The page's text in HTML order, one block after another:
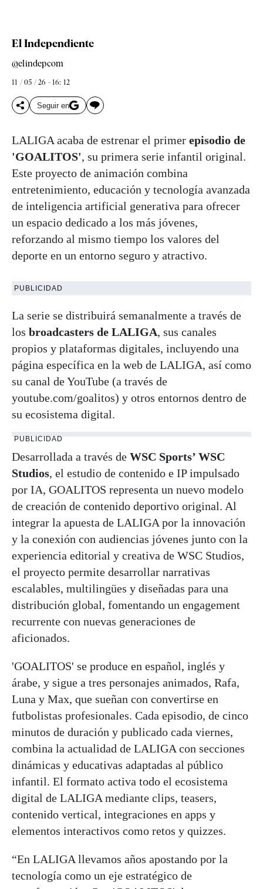
El Independiente
@elindepcom
11 / 05 / 26 - 16: 12
Seguir en
LALIGA acaba de estrenar el primer episodio de
'GOALITOS', su primera serie infantil original.
Este proyecto de animación combina
entretenimiento, educación y tecnología avanzada
de inteligencia artificial generativa para ofrecer
un espacio dedicado a los más jóvenes,
reforzando al mismo tiempo los valores del
deporte en un entorno seguro y atractivo.
PUBLICIDAD
La serie se distribuirá semanalmente a través de
los broadcasters de LALIGA, sus canales
propios y plataformas digitales, incluyendo una
página específica en la web de LALIGA, así como
su canal de YouTube (a través de
youtube.com/goalitos) y otros entornos dentro de
su ecosistema digital.
PUBLICIDAD
Desarrollada a través de WSC Sports’ WSC
Studios, el estudio de contenido e IP impulsado
por IA, GOALITOS representa un nuevo modelo
de creación de contenido deportivo original. Al
integrar la apuesta de LALIGA por la innovación
y la conexión con audiencias jóvenes junto con la
experiencia editorial y creativa de WSC Studios,
el proyecto permite desarrollar narrativas
escalables, multilingües y diseñadas para una
distribución global, fomentando un engagement
recurrente con nuevas generaciones de
aficionados.
'GOALITOS' se produce en español, inglés y
árabe, y sigue a tres personajes animados, Rafa,
Luna y Max, que sueñan con convertirse en
futbolistas profesionales. Cada episodio, de cinco
minutos de duración y publicado cada viernes,
combina la actualidad de LALIGA con secciones
dinámicas y educativas adaptadas al público
infantil. El formato activa todo el ecosistema
digital de LALIGA mediante clips, teasers,
contenido vertical, integraciones en apps y
elementos interactivos como retos y quizzes.
“En LALIGA llevamos años apostando por la
tecnología como un eje estratégico de